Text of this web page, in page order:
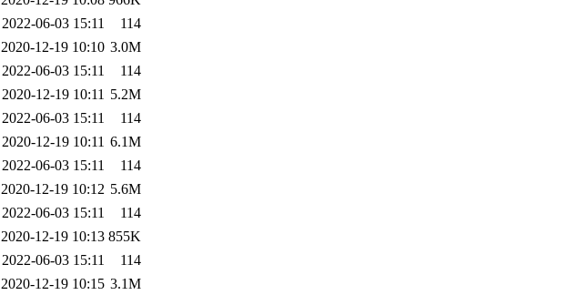
2022-06-03 15:11
114
2020-12-19 10:10 3.0M
2022-06-03 15:11
114
2020-12-19 10:11 5.2M
2022-06-03 15:11
114
2020-12-19 10:11 6.1M
2022-06-03 15:11
114
2020-12-19 10:12 5.6M
2022-06-03 15:11
114
2020-12-19 10:13 855K
2022-06-03 15:11
114
2020-12-19 10:15 3.1M